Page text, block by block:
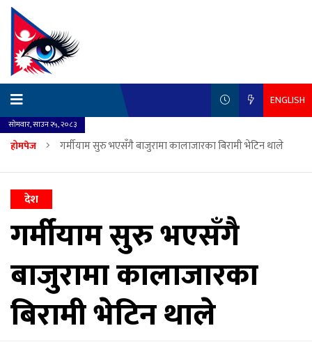
सोमवार, साउन २५, २०८३
ENGLISH
होमपेज गर्मीयाम सुरु भएसँगै बाजुरामा कालाजारका बिरामी भेटिन थाले
देश
गर्मीयाम सुरु भएसँगै
बाजुरामा कालाजारका
बिरामी भेटिन थाले